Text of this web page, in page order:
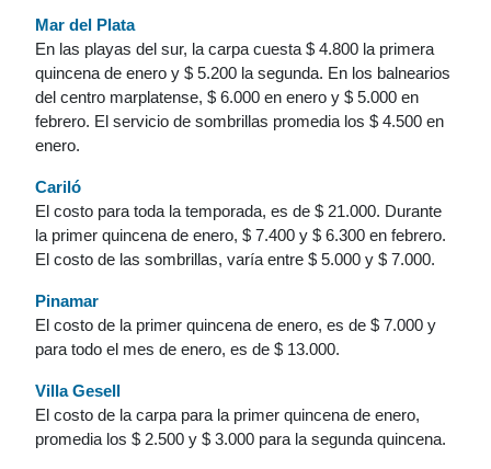
Mar del Plata
En las playas del sur, la carpa cuesta $ 4.800 la primera
quincena de enero y $ 5.200 la segunda. En los balnearios
del centro marplatense, $ 6.000 en enero y $ 5.000 en
febrero. El servicio de sombrillas promedia los $ 4.500 en
enero.
Cariló
El costo para toda la temporada, es de $ 21.000. Durante
la primer quincena de enero, $ 7.400 y $ 6.300 en febrero.
El costo de las sombrillas, varía entre $ 5.000 y $ 7.000.
Pinamar
El costo de la primer quincena de enero, es de $ 7.000 y
para todo el mes de enero, es de $ 13.000.
Villa Gesell
El costo de la carpa para la primer quincena de enero,
promedia los $ 2.500 y $ 3.000 para la segunda quincena.